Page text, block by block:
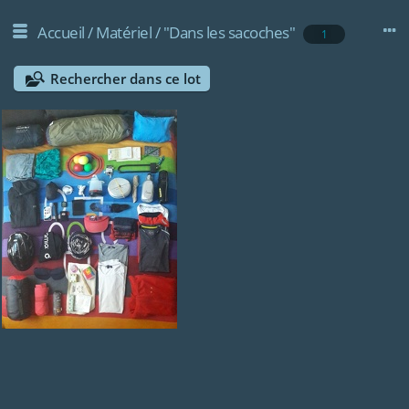
Accueil/Matériel/"Dans les sacoches" 1
Rechercher dans ce lot